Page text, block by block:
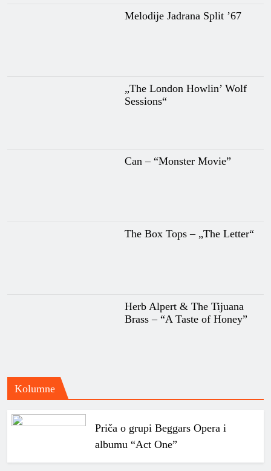
Melodije Jadrana Split ’67
„The London Howlin’ Wolf
Sessions“
Can – “Monster Movie”
The Box Tops – „The Letter“
Herb Alpert & The Tijuana
Brass – “A Taste of Honey”
Kolumne
Priča o grupi Beggars Opera i
albumu “Act One”